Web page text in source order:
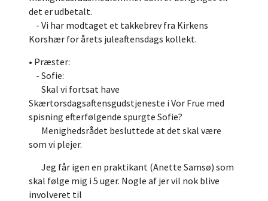
det er udbetalt.
- Vi har modtaget et takkebrev fra Kirkens
Korshær for årets juleaftensdags kollekt.
• Præster:
- Sofie:
Skal vi fortsat have
Skærtorsdagsaftensgudstjeneste i Vor Frue med
spisning efterfølgende spurgte Sofie?
Menighedsrådet besluttede at det skal være
som vi plejer.
Jeg får igen en praktikant (Anette Samsø) som
skal følge mig i 5 uger. Nogle af jer vil nok blive
involveret til